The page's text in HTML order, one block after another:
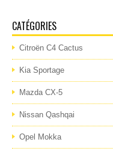
CATÉGORIES
Citroën C4 Cactus
Kia Sportage
Mazda CX-5
Nissan Qashqai
Opel Mokka